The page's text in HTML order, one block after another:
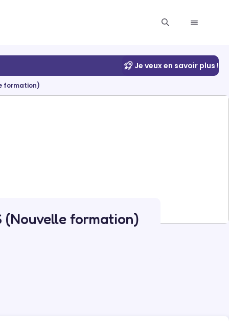
Je veux en savoir plus !
formation)
(Nouvelle formation)